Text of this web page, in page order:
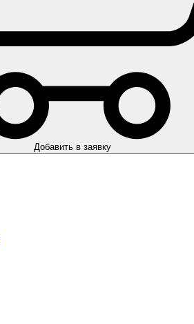
Добавить в заявку